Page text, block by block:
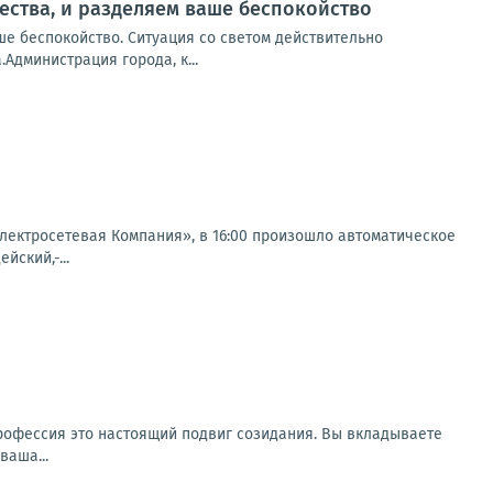
и разделяем ваше беспокойство
Ситуация со светом действительно
города, к...
Компания», в 16:00 произошло автоматическое
...
это настоящий подвиг созидания. Вы вкладываете